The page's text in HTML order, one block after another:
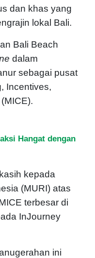
dan khas yang
lokal Bali.
Bali Beach
dalam
sebagai pusat
Incentives,
Hangat dengan
kepada
(MURI) atas
terbesar di
InJourney
ini